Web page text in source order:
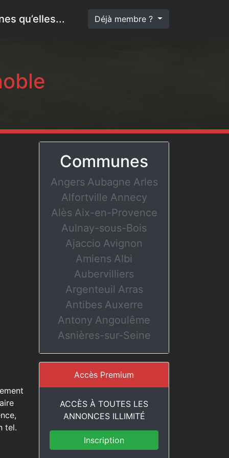
qu’elles... Déjà membre ?
tel.
Communes
Angers Aubagne Arles
Alfortville Annecy
Alès Aix-en-Provence
Aulnay-sous-Bois
Ajaccio Avignon
Amiens Albi
Aubervilliers
Argenteuil Arras
Antibes Auxerre
Antony Angoulême
Asnières-sur-Seine
Accès Premium
ACCÈS À TOUTES LES
ANNONCES ILLIMITÉ
Inscription